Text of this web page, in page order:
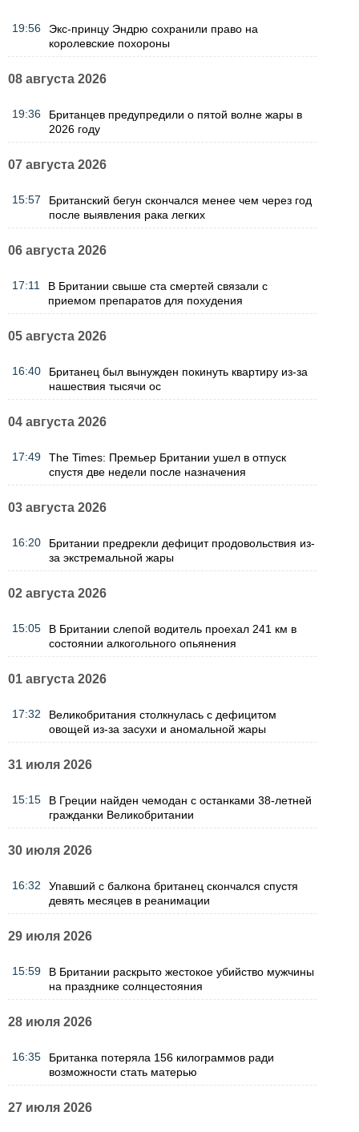
19:56
Экс-принцу Эндрю сохранили право на
королевские похороны
08 августа 2026
19:36
Британцев предупредили о пятой волне жары в
2026 году
07 августа 2026
15:57
Британский бегун скончался менее чем через год
после выявления рака легких
06 августа 2026
17:11
В Британии свыше ста смертей связали с
приемом препаратов для похудения
05 августа 2026
16:40
Британец был вынужден покинуть квартиру из-за
нашествия тысячи ос
04 августа 2026
17:49
The Times: Премьер Британии ушел в отпуск
спустя две недели после назначения
03 августа 2026
16:20
Британии предрекли дефицит продовольствия из-
за экстремальной жары
02 августа 2026
15:05
В Британии слепой водитель проехал 241 км в
состоянии алкогольного опьянения
01 августа 2026
17:32
Великобритания столкнулась с дефицитом
овощей из-за засухи и аномальной жары
31 июля 2026
15:15
В Греции найден чемодан с останками 38-летней
гражданки Великобритании
30 июля 2026
16:32
Упавший с балкона британец скончался спустя
девять месяцев в реанимации
29 июля 2026
15:59
В Британии раскрыто жестокое убийство мужчины
на празднике солнцестояния
28 июля 2026
16:35
Британка потеряла 156 килограммов ради
возможности стать матерью
27 июля 2026